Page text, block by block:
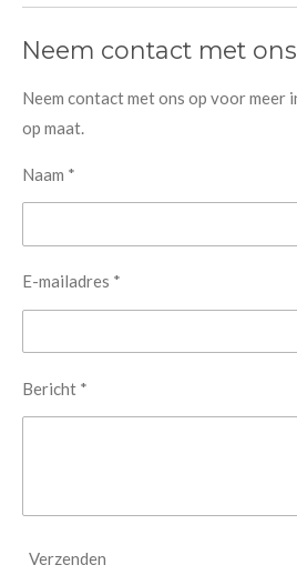
Neem contact met
Neem contact met ons op voor
op maat.
Naam *
E-mailadres *
Bericht *
Verzenden